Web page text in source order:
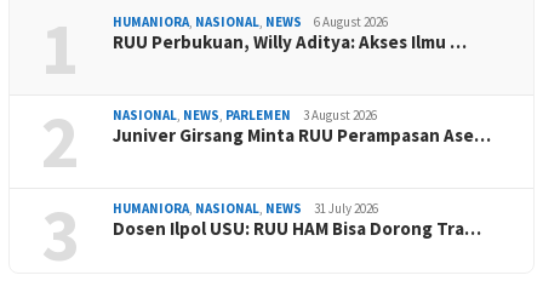
1 HUMANIORA NASIONAL NEWS 6 August 2026
RUU Perbukuan, Willy Aditya: Akses Ilmu …
2 NASIONAL NEWS PARLEMEN 3 August 2026
Juniver Girsang Minta RUU Perampasan Ase…
3 HUMANIORA NASIONAL NEWS 31 July 2026
Dosen Ilpol USU: RUU HAM Bisa Dorong Tra…